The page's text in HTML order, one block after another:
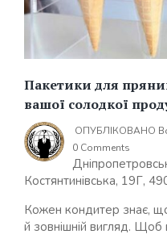
Пакетики для
вашої солодкої
ОПУБЛІКОВАНО
0 Comments
Костянтинівська, 19Г,
Кожен кондитер знає,
й зовнішній вигляд. Щоб